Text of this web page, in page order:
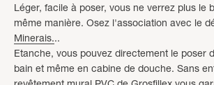
Léger, facile à poser, vous ne verrez plus le
même manière. Osez l'association avec le
Minerais...
Etanche, vous pouvez directement le poser
bain et même en cabine de douche. Sans